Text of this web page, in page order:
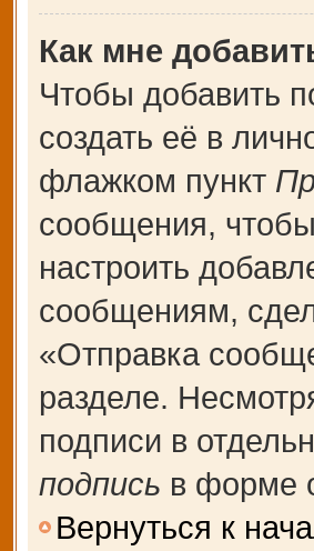
Как мне
Чтобы добавить
создать её в
флажком пункт
сообщения,
настроить
сообщениям,
«Отправка
разделе.
подписи в
подпись в форме
Вернуться к